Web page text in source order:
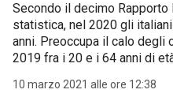
Secondo il decimo
statistica, nel 2020 gli
anni. Preoccupa il calo degli
2019 fra i 20 e i 64 anni di
10 marzo 2021 alle ore 12:38